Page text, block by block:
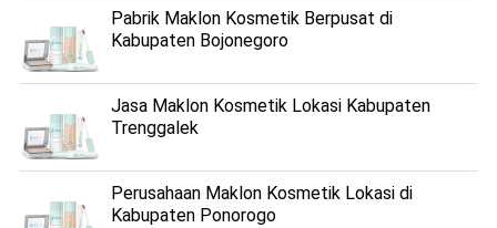
Pabrik Maklon Kosmetik Berpusat di
Kabupaten Bojonegoro
Jasa Maklon Kosmetik Lokasi Kabupaten
Trenggalek
Perusahaan Maklon Kosmetik Lokasi di
Kabupaten Ponorogo